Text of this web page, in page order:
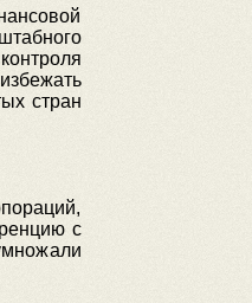
стран
с